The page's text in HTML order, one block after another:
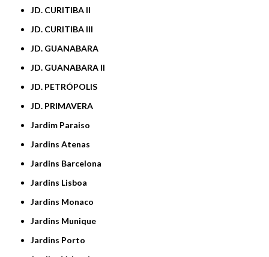
JD. CURITIBA II
JD. CURITIBA III
JD. GUANABARA
JD. GUANABARA II
JD. PETRÓPOLIS
JD. PRIMAVERA
Jardim Paraiso
Jardins Atenas
Jardins Barcelona
Jardins Lisboa
Jardins Monaco
Jardins Munique
Jardins Porto